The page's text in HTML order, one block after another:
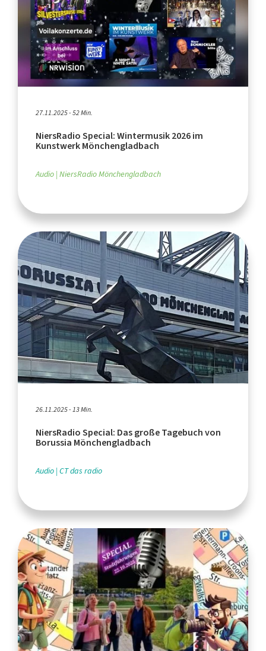
27.11.2025 - 52 Min.
NiersRadio Special: Wintermusik 2026 im
Kunstwerk Mönchengladbach
Audio NiersRadio Mönchengladbach
26.11.2025 - 13 Min.
NiersRadio Special: Das große Tagebuch von
Borussia Mönchengladbach
Audio CT das radio